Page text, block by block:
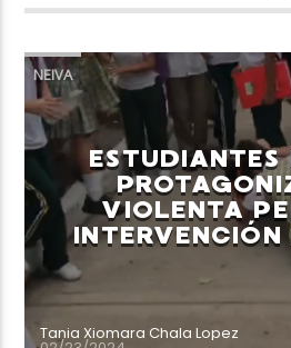
NEIVA
ESTUDIANTES
VIOLENTA
INTERVENCIÓN
Tania Xiomara Chala Lopez